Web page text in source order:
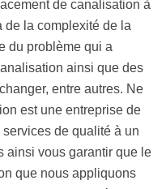
de canalisation à
la complexité de la
du problème qui a
ainsi que des
entre autres. Ne
est une entreprise de
de qualité à un
ainsi vous garantir que le
que nous appliquons